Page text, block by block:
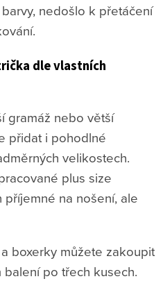
nedošlo k přetáčení
dle vlastních
gramáž nebo větší
přidat i pohodlné
velikostech.
plus size
na nošení, ale
boxerky můžete zakoupit
po třech kusech.